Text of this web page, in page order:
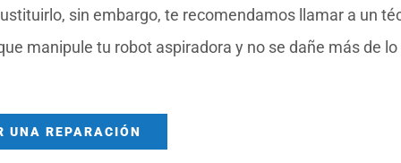
sin embargo, te recomendamos llamar a un
manipule tu robot aspiradora y no se dañe más de lo
UNA REPARACIÓN